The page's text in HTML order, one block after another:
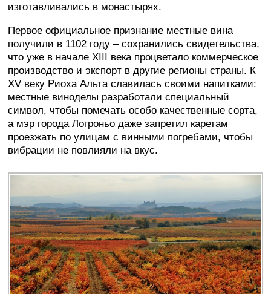
изготавливались в монастырях.
Первое официальное признание местные вина
получили в 1102 году – сохранились свидетельства,
что уже в начале XIII века процветало коммерческое
производство и экспорт в другие регионы страны. К
XV веку Риоха Альта славилась своими напитками:
местные виноделы разработали специальный
символ, чтобы помечать особо качественные сорта,
а мэр города Логроньо даже запретил каретам
проезжать по улицам с винными погребами, чтобы
вибрации не повлияли на вкус.